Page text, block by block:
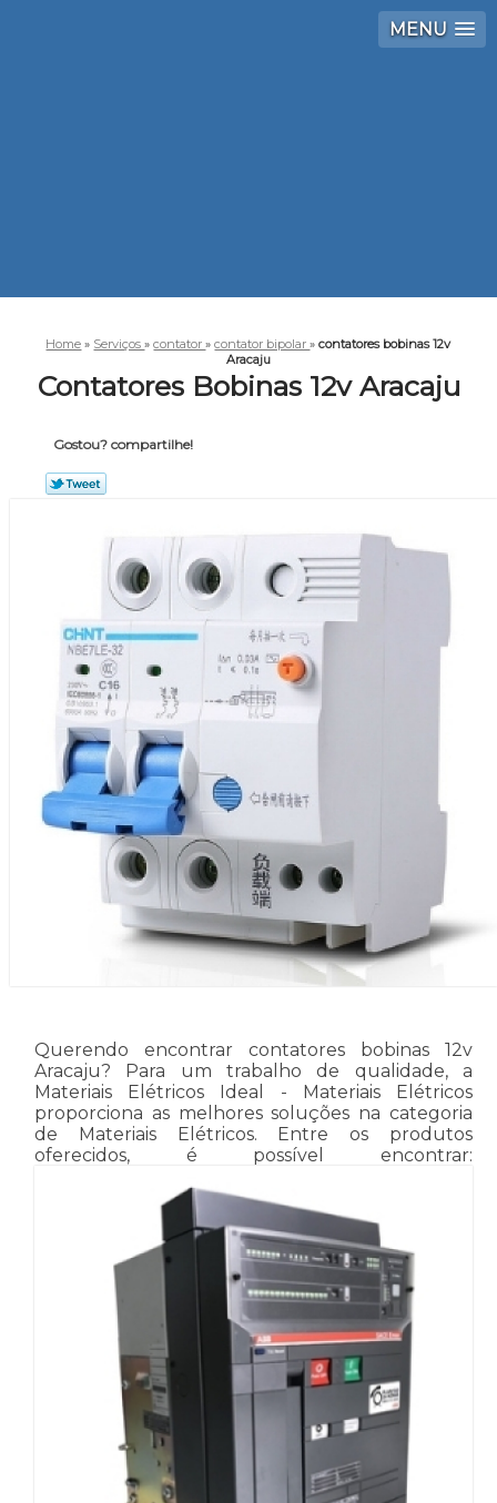
MENU
Home » Serviços»contator»contator bipolar»contatores bobinas 12v
Aracaju
Contatores Bobinas 12v Aracaju
Gostou? compartilhe!
Querendo encontrar contatores bobinas 12v
Aracaju? Para um trabalho de qualidade, a
Materiais Elétricos Ideal - Materiais Elétricos
proporciona as melhores soluções na categoria
de Materiais Elétricos. Entre os produtos
oferecidos, é possível encontrar: